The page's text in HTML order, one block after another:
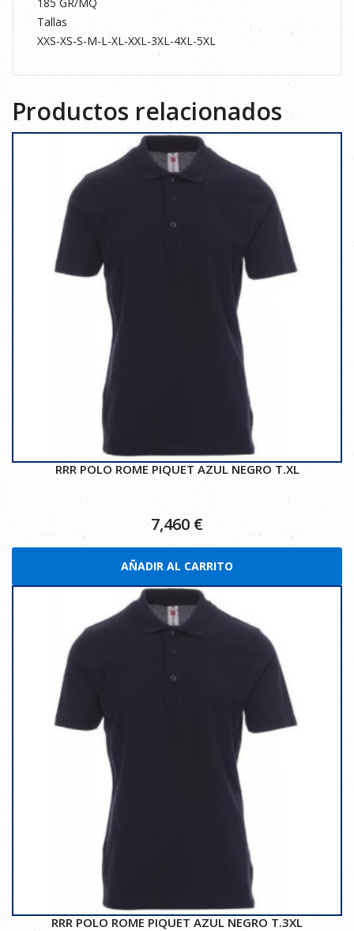
Tallas
XXS-XS-S-M-L-XL-XXL-3XL-4XL-5XL
Productos relacionados
RRR POLO ROME PIQUET AZUL NEGRO T.XL
7,460 €
AÑADIR AL CARRITO
RRR POLO ROME PIQUET AZUL NEGRO T.3XL